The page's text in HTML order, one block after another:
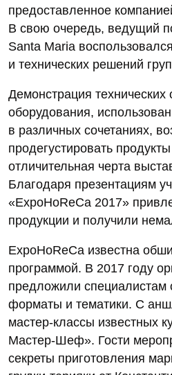
предоставленное
В свою очередь, ведущий
Santa Maria
и технических решений
Демонстрация технических
оборудования,
в различных сочетаниях,
продегустировать
отличительная черта
Благодаря презентациям
«ExpoHoReCa 2017»
продукции и получили
ExpoHoReCa известна
программой. В 2017 году
предложили специалистам
форматы и тематики. С
мастер-классы известных
Мастер-Шеф». Гости
секреты приготовления